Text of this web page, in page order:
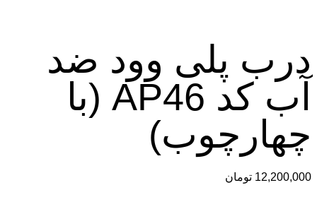
پلی وود ضد
آب کد AP46 (با
تومان